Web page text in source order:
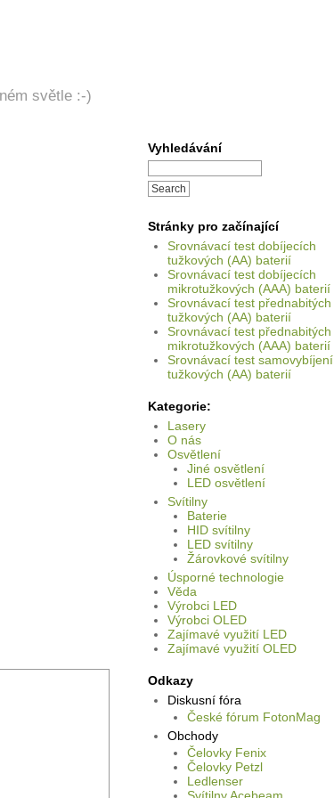
světle :-)
Vyhledávání
Stránky pro začínající
Srovnávací test dobíjecích
tužkových (AA) baterií
Srovnávací test dobíjecích
mikrotužkových (AAA) baterií
Srovnávací test přednabitých
tužkových (AA) baterií
Srovnávací test přednabitých
mikrotužkových (AAA) baterií
Srovnávací test samovybíjení
tužkových (AA) baterií
Kategorie:
Lasery
O nás
Osvětlení
Jiné osvětlení
LED osvětlení
Svítilny
Baterie
HID svítilny
LED svítilny
Žárovkové svítilny
Úsporné technologie
Věda
Výrobci LED
Výrobci OLED
Zajímavé využití LED
Zajímavé využití OLED
Odkazy
Diskusní fóra
České fórum FotonMag
Obchody
Čelovky Fenix
Čelovky Petzl
Ledlenser